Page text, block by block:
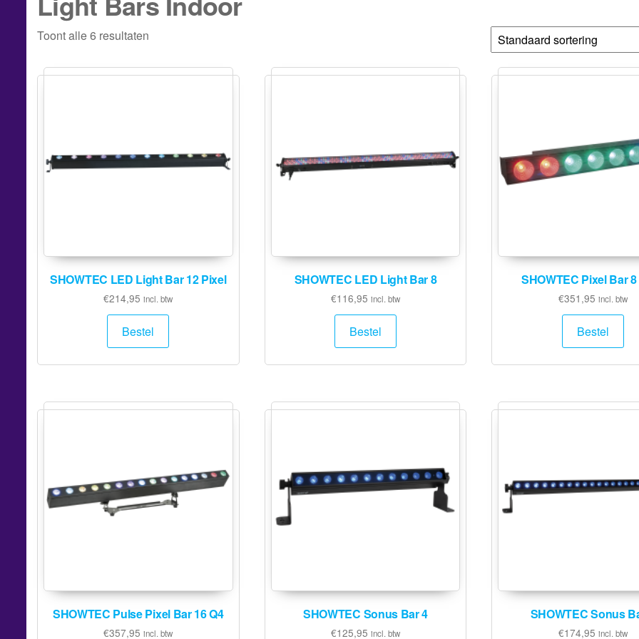
Toont alle 6 resultaten
SHOWTEC LED Light Bar 12 Pixel
€214,95 incl. btw
Bestel
SHOWTEC LED Light Bar 8
€116,95 incl. btw
Bestel
SHOWTEC Pixel Bar
€351,95 incl. btw
Bestel
SHOWTEC Pulse Pixel Bar 16 Q4
€357,95 incl. btw
SHOWTEC Sonus Bar 4
€125,95 incl. btw
SHOWTEC Sonus
€174,95 incl. btw